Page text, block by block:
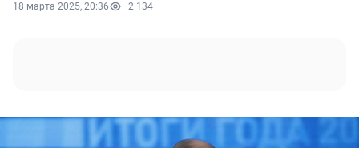
18 марта 2025, 20:36 2 134